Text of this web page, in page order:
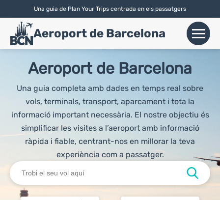
Una guia de Plan Your Trips centrada en els passatgers
English|Español|Català
Aeroport de Barcelona
Aerolínies
Terminals +
Parking
Lloguer de Cotxes
Transport +
Aeroport de Barcelona
Una guia completa amb dades en temps real sobre
vols, terminals, transport, aparcament i tota la
informació important necessària. El nostre objectiu és
simplificar les visites a l’aeroport amb informació
ràpida i fiable, centrant-nos en millorar la teva
experiència com a passatger.